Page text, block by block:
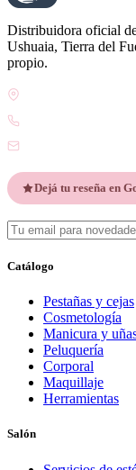
Distribuidora oficial
Ushuaia, Tierra del
propio.
Dejá tu reseña en
Catálogo
Pestañas y cejas
Cosmetología
Manicura y
Peluquería
Corporal
Maquillaje
Herramientas
Salón